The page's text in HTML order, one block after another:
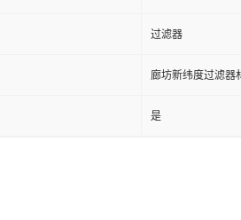
过滤器
廊坊新纬度过滤器
是